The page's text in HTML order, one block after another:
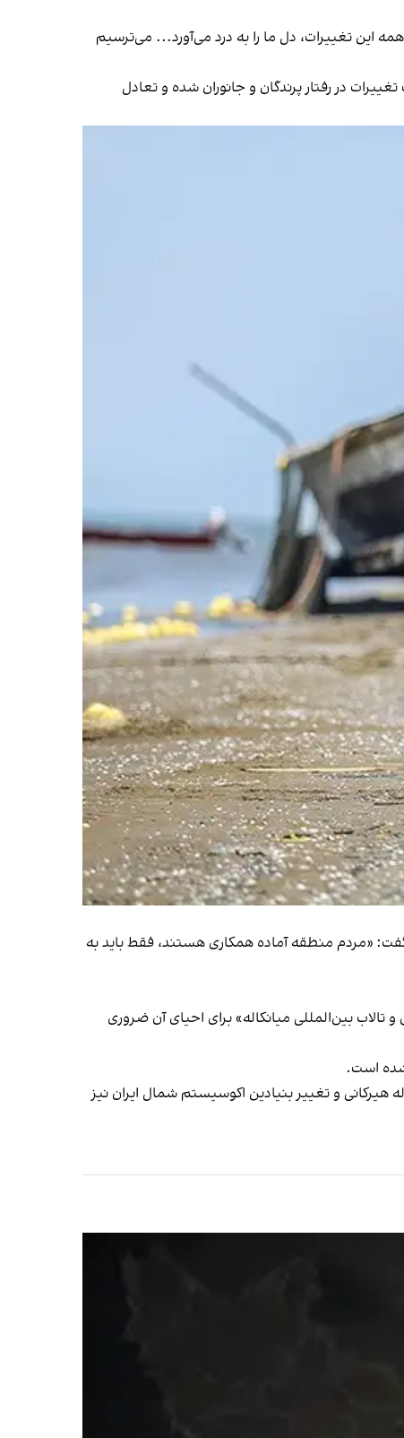
این تغییرات، دل ما را به درد می‌آورد.‌.. می‌ترسیم
در رفتار پرندگان و جانوران شده و تعادل
«مردم منطقه آماده همکاری هستند، فقط باید به
بین‌المللی میانکاله» برای احیای آن ضروری
شده است.
هیرکانی و تغییر بنیادین اکوسیستم شمال ایران نیز